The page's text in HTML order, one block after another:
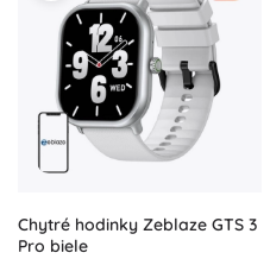
Chytré hodinky Zeblaze GTS 3
Pro biele